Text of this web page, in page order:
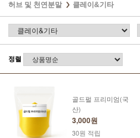
허브 및 천연분말 클레이&기타
정렬
골드펄 프리미엄(국
산)
3,000원
30원 적립